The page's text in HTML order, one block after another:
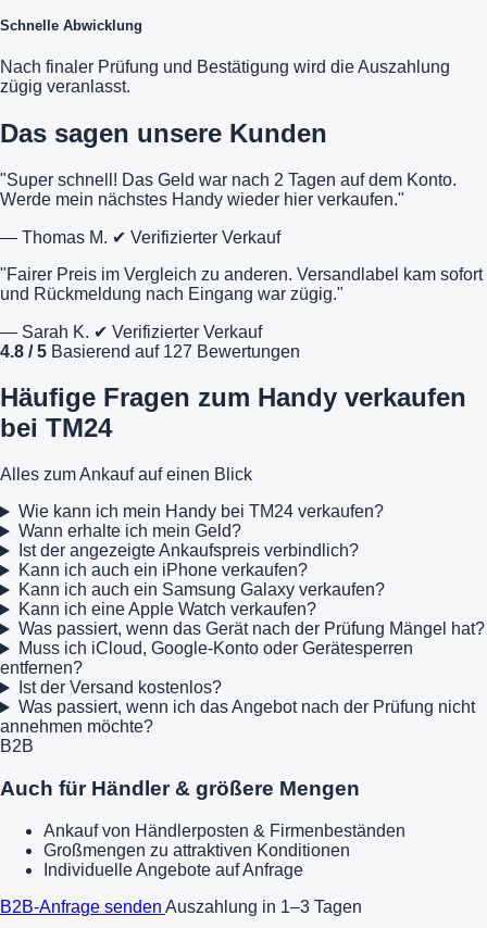
Schnelle Abwicklung
Nach finaler Prüfung und Bestätigung wird die Auszahlung
zügig veranlasst.
Das sagen unsere Kunden
"Super schnell! Das Geld war nach 2 Tagen auf dem Konto.
Werde mein nächstes Handy wieder hier verkaufen."
— Thomas M. ✔ Verifizierter Verkauf
"Fairer Preis im Vergleich zu anderen. Versandlabel kam sofort
und Rückmeldung nach Eingang war zügig."
— Sarah K. ✔ Verifizierter Verkauf
4.8 / 5 Basierend auf 127 Bewertungen
Häufige Fragen zum Handy verkaufen
bei TM24
Alles zum Ankauf auf einen Blick
Wie kann ich mein Handy bei TM24 verkaufen?
Wann erhalte ich mein Geld?
Ist der angezeigte Ankaufspreis verbindlich?
Kann ich auch ein iPhone verkaufen?
Kann ich auch ein Samsung Galaxy verkaufen?
Kann ich eine Apple Watch verkaufen?
Was passiert, wenn das Gerät nach der Prüfung Mängel hat?
Muss ich iCloud, Google-Konto oder Gerätesperren
entfernen?
Ist der Versand kostenlos?
Was passiert, wenn ich das Angebot nach der Prüfung nicht
annehmen möchte?
B2B
Auch für Händler & größere Mengen
Ankauf von Händlerposten & Firmenbeständen
Großmengen zu attraktiven Konditionen
Individuelle Angebote auf Anfrage
B2B-Anfrage senden Auszahlung in 1–3 Tagen